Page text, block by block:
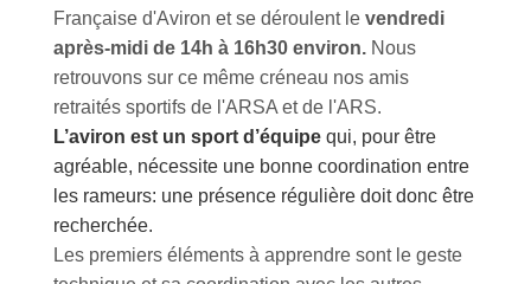
Française d'Aviron et se déroulent le vendredi
après-midi de 14h à 16h30 environ.Nous
retrouvons sur ce même créneau nos amis
retraités sportifs de l'ARSA et de l'ARS.
L’aviron est un sport d’équipequi, pour être
agréable, nécessite une bonne coordination entre
les rameurs: une présence régulière doit donc être
recherchée.
Les premiers éléments à apprendre sont le geste